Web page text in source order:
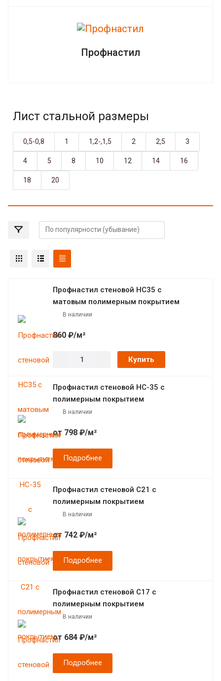
Профнастил
Лист стальной размеры
0,5-0,8 1 1,2-,1,5 2 2,5 3
4 5 8 10 12 14 16
18 20
Профнастил стеновой НС35 с
матовым полимерным покрытием
В наличии
860 ₽/м²
Купить
Профнастил стеновой НС-35 с
полимерным покрытием
В наличии
от 798 ₽/м²
Подробнее
Профнастил стеновой С21 с
полимерным покрытием
В наличии
от 742 ₽/м²
Подробнее
Профнастил стеновой С17 с
полимерным покрытием
В наличии
от 684 ₽/м²
Подробнее